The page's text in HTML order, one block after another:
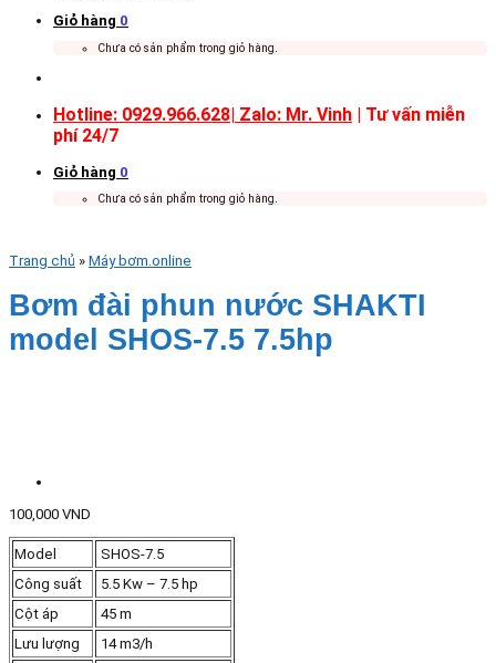
Giỏ hàng 0
Chưa có sản phẩm trong giỏ hàng.
Hotline: 0929.966.628| Zalo: Mr. Vinh | Tư vấn miễn
phí 24/7
Giỏ hàng 0
Chưa có sản phẩm trong giỏ hàng.
Trang chủ » Máy bơm.online
Bơm đài phun nước SHAKTI
model SHOS-7.5 7.5hp
100,000 VND
Model
SHOS-7.5
Công suất
5.5 Kw – 7.5 hp
Cột áp
45 m
Lưu lượng
14 m3/h